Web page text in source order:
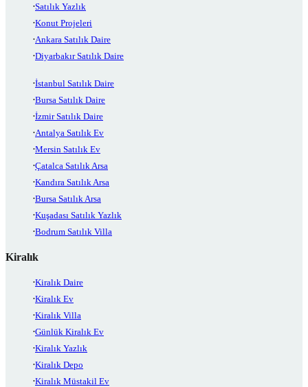
Satılık Yazlık
Konut Projeleri
Ankara Satılık Daire
Diyarbakır Satılık Daire
İstanbul Satılık Daire
Bursa Satılık Daire
İzmir Satılık Daire
Antalya Satılık Ev
Mersin Satılık Ev
Çatalca Satılık Arsa
Kandıra Satılık Arsa
Bursa Satılık Arsa
Kuşadası Satılık Yazlık
Bodrum Satılık Villa
Kiralık
Kiralık Daire
Kiralık Ev
Kiralık Villa
Günlük Kiralık Ev
Kiralık Yazlık
Kiralık Depo
Kiralık Müstakil Ev